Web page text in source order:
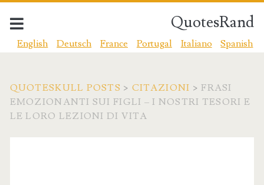
QuotesRand
English Deutsch France Portugal Italiano Spanish
QUOTESKULL POSTS > CITAZIONI >FRASI
EMOZIONANTI SUI FIGLI – I NOSTRI TESORI E
LE LORO LEZIONI DI VITA